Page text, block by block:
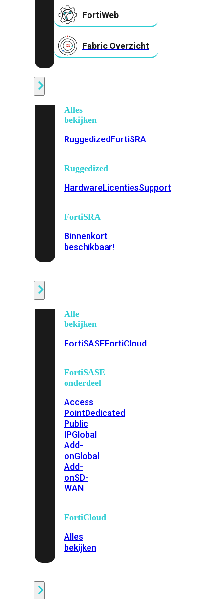
FortiWeb
Fabric Overzicht
Alles
bekijken
RuggedizedFortiSRA
Ruggedized
HardwareLicentiesSupport
FortiSRA
Binnenkort
beschikbaar!
Alle
bekijken
FortiSASEFortiCloud
FortiSASE
onderdeel
Access
PointDedicated
Public
IPGlobal
Add-
onGlobal
Add-
onSD-
WAN
FortiCloud
Alles
bekijken